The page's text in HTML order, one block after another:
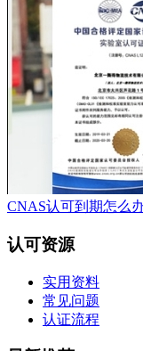
CNAS认可到期怎么
认可资源
实用资料
常见问题
认证流程